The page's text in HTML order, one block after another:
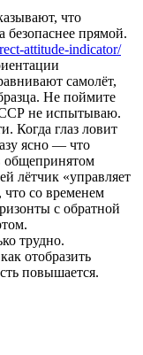
что
безопаснее прямой.
attitude-indicator/
самолёт,
Не поймите
не испытываю.
Когда глаз ловит
ясно — что
общепринятом
лётчик «управляет
со временем
с обратной
трудно.
отобразить
повышается.